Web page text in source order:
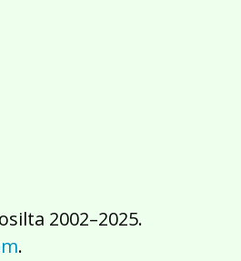
2002–2025.
.